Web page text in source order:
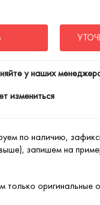
у наших
измениться
по наличию,
запишем на
только оригинальные